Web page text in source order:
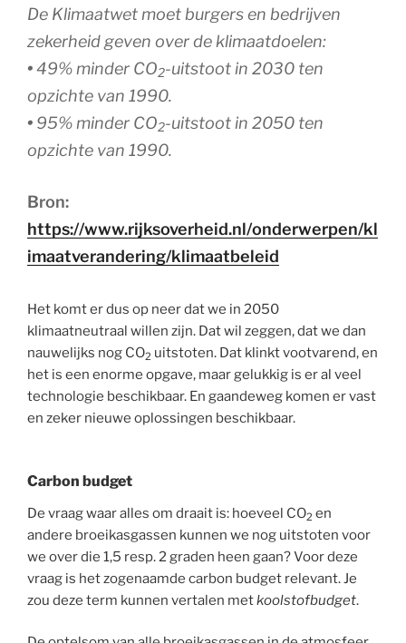
De Klimaatwet moet burgers en bedrijven
zekerheid geven over de klimaatdoelen:
•49% minder CO2-uitstoot in 2030 ten
opzichte van 1990.
• 95% minder CO2-uitstoot in 2050 ten
opzichte van 1990.
Bron:
https://www.rijksoverheid.nl/onderwerpen/kl
imaatverandering/klimaatbeleid
Het komt er dus op neer dat we in 2050
klimaatneutraal willen zijn. Dat wil zeggen, dat we dan
nauwelijks nog CO2 uitstoten. Dat klinkt vootvarend, en
het is een enorme opgave, maar gelukkig is er al veel
technologie beschikbaar. En gaandeweg komen er vast
en zeker nieuwe oplossingen beschikbaar.
Carbon budget
De vraag waar alles om draait is: hoeveel CO2 en
andere broeikasgassen kunnen we nog uitstoten voor
we over die 1,5 resp. 2 graden heen gaan? Voor deze
vraag is het zogenaamde carbon budget relevant. Je
zou deze term kunnen vertalen metkoolstofbudget.